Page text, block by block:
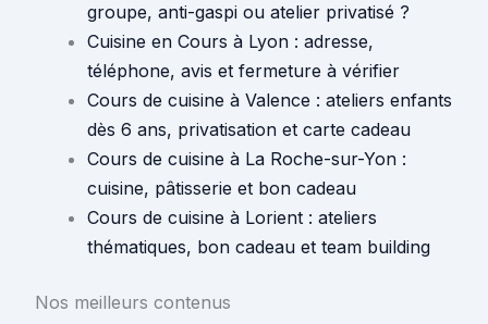
groupe, anti-gaspi ou atelier privatisé ?
Cuisine en Cours à Lyon : adresse,
téléphone, avis et fermeture à vérifier
Cours de cuisine à Valence : ateliers enfants
dès 6 ans, privatisation et carte cadeau
Cours de cuisine à La Roche-sur-Yon :
cuisine, pâtisserie et bon cadeau
Cours de cuisine à Lorient : ateliers
thématiques, bon cadeau et team building
Nos meilleurs contenus